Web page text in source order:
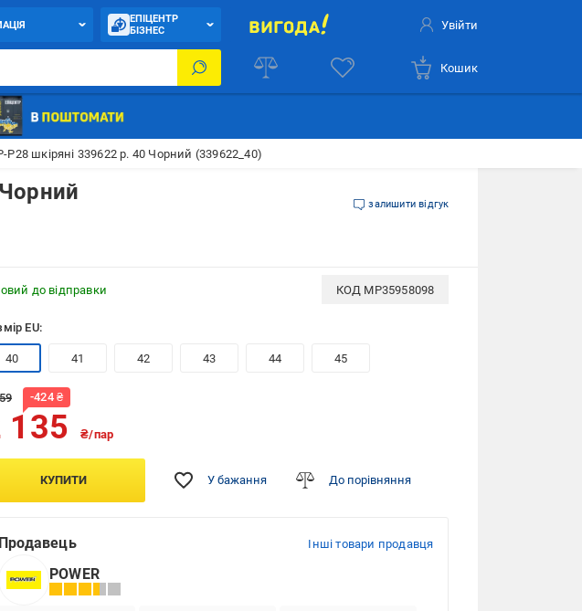
ЕПІЦЕНТР
БІЗНЕС
Увійти
Кошик
P28 шкіряні 339622 р. 40 Чорний (339622_40)
залишити відгук
до відправки КОД MP35958098
EU:
40 41 42 43 44 45
-424₴
135 ₴/пар
КУПИТИ У бажання До порівняння
Продавець Інші товари продавця
POWER